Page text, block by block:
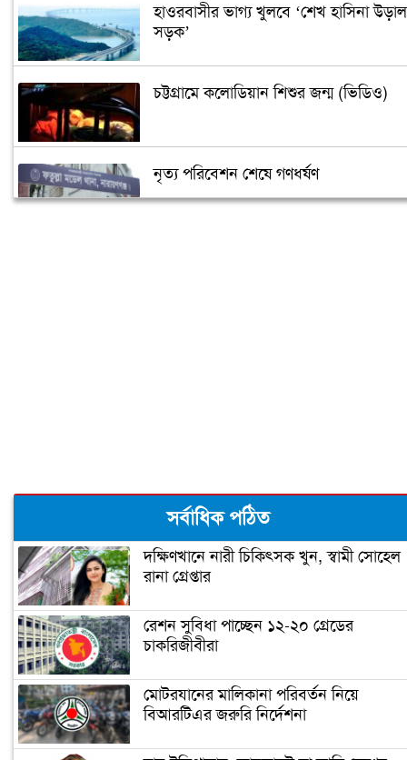
হাওরবাসীর ভাগ্য খুলবে ‘শেখ হাসিনা উড়াল
সড়ক’
চট্টগ্রামে কলোডিয়ান শিশুর জন্ম (ভিডিও)
নৃত্য পরিবেশন শেষে গণধর্ষণ
ঝালকাঠিতে পিলার চোরাচালান চক্রের ৮
সদস্য আটক
নারায়ণগঞ্জে গুদাম পরিষ্কার করতে গিয়ে ২
নারায়ণগঞ্জ পাসপোর্ট অফিসে ভাঙচুর,
কানাডা প্রবাসী আটক
সর্বাধিক পঠিত
দক্ষিণখানে নারী চিকিৎসক খুন, স্বামী সোহেল
রানা গ্রেপ্তার
রেশন সুবিধা পাচ্ছেন ১২-২০ গ্রেডের
চাকরিজীবীরা
মোটরযানের মালিকানা পরিবর্তন নিয়ে
বিআরটিএর জরুরি নির্দেশনা